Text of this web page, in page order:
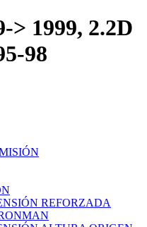
> 1999, 2.2D
98
REFORZADA